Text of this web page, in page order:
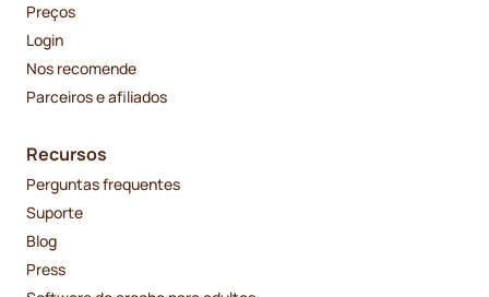
Preços
Login
Nos recomende
Parceiros e afiliados
Recursos
Perguntas frequentes
Suporte
Blog
Press